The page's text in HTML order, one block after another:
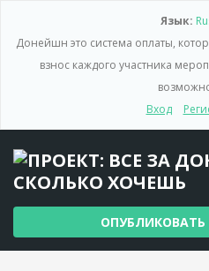
Язык:
Донейшн это система оплаты,
взнос каждого участника
Вход
ОПУБЛИКОВАТЬ